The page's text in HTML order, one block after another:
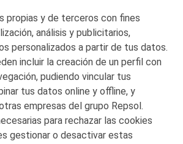
© 2026 Petronor S.A.
CONTACTO
MAPA WEB
propias y de terceros con fines
análisis y publicitarios,
personalizados a partir de tus datos.
incluir la creación de un perfil con
pudiendo vincular tus
tus datos online y offline, y
empresas del grupo Repsol.
para rechazar las cookies
gestionar o desactivar estas